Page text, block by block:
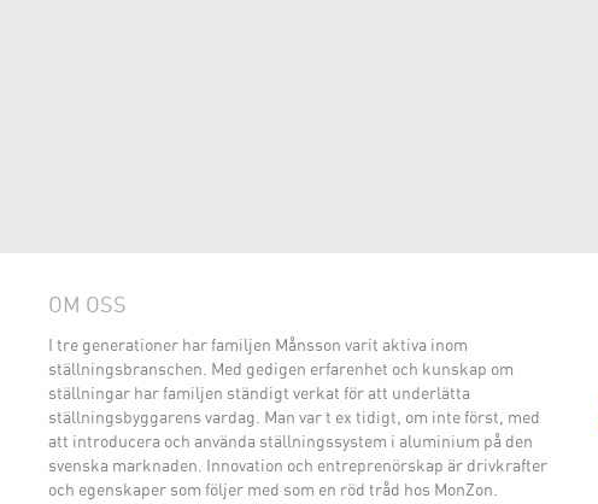
OM OSS
I tre generationer har familjen Månsson varit aktiva inom
ställningsbranschen. Med gedigen erfarenhet och kunskap om
ställningar har familjen ständigt verkat för att underlätta
ställningsbyggarens vardag. Man var t ex tidigt, om inte först, med
att introducera och använda ställningssystem i aluminium på den
svenska marknaden. Innovation och entreprenörskap är drivkrafter
och egenskaper som följer med som en röd tråd hos MonZon.